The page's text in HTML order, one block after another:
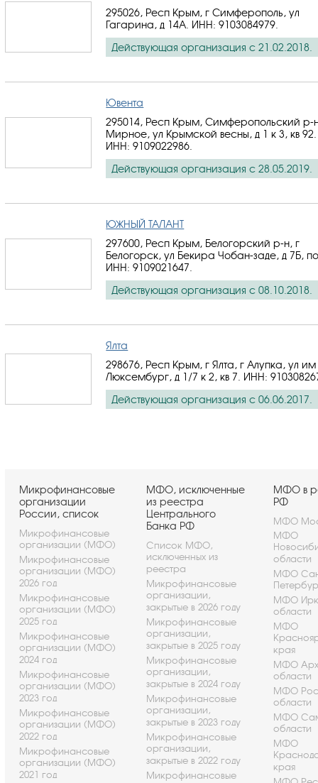
295026, Респ Крым, г Симферополь, ул
Гагарина, д 14А. ИНН: 9103084979
Действующая организация с 21.02.2018.
Ювента
295014, Респ Крым, Симферопольский р-
Мирное, ул Крымской весны, д 1 к 3, кв 92.
ИНН: 9109022986
Действующая организация с 28.05.2019.
ЮЖНЫЙ ТАЛАНТ
297600, Респ Крым, Белогорский р-н, г
Белогорск, ул Бекира Чобан-заде, д 7Б,
ИНН: 9109021647
Действующая организация с 08.10.2018.
Ялта
298676, Респ Крым, г Ялта, г Алупка, ул им
Люксембург, д 1/7 к 2, кв 7. ИНН:
Действующая организация с 06.06.2017.
Микрофинансовые
организации
России, список
Микрофинансовые
организации (МФО)
Микрофинансовые
организации (МФО)
2026 год
Микрофинансовые
организации (МФО)
2025 год
Микрофинансовые
организации (МФО)
2024 год
Микрофинансовые
организации (МФО)
2023 год
Микрофинансовые
организации (МФО)
2022 год
Микрофинансовые
организации (МФО)
2021 год
МФО, исключенные
из реестра
Центрального
Банка РФ
Список МФО,
исключенных из
реестра
Микрофинансовые
организации,
закрытые в 2026 году
Микрофинансовые
организации,
закрытые в 2025 году
Микрофинансовые
организации,
закрытые в 2024 году
Микрофинансовые
организации,
закрытые в 2023 году
Микрофинансовые
организации,
закрытые в 2022 году
Микрофинансовые
МФО в
РФ
МФО
МФО
области
МФО
МФО
области
МФО
края
МФО
области
МФО
области
МФО
области
МФО
края